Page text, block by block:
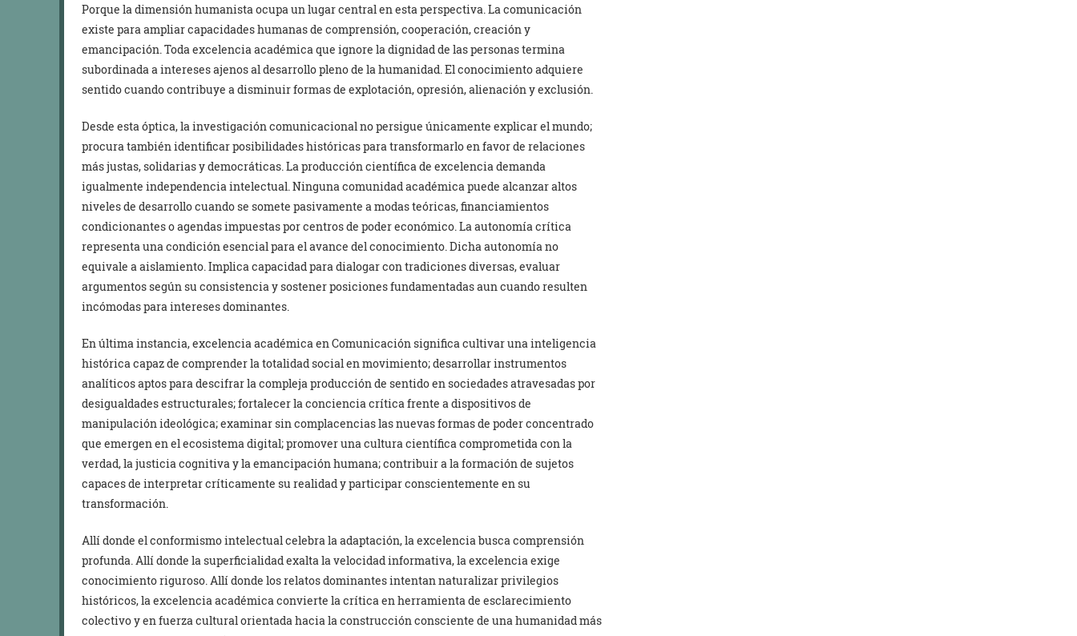
Porque la dimensión humanista ocupa un lugar central en esta perspectiva. La comunicación
existe para ampliar capacidades humanas de comprensión, cooperación, creación y
emancipación. Toda excelencia académica que ignore la dignidad de las personas termina
subordinada a intereses ajenos al desarrollo pleno de la humanidad. El conocimiento adquiere
sentido cuando contribuye a disminuir formas de explotación, opresión, alienación y exclusión.
Desde esta óptica, la investigación comunicacional no persigue únicamente explicar el mundo;
procura también identificar posibilidades históricas para transformarlo en favor de relaciones
más justas, solidarias y democráticas. La producción científica de excelencia demanda
igualmente independencia intelectual. Ninguna comunidad académica puede alcanzar altos
niveles de desarrollo cuando se somete pasivamente a modas teóricas, financiamientos
condicionantes o agendas impuestas por centros de poder económico. La autonomía crítica
representa una condición esencial para el avance del conocimiento. Dicha autonomía no
equivale a aislamiento. Implica capacidad para dialogar con tradiciones diversas, evaluar
argumentos según su consistencia y sostener posiciones fundamentadas aun cuando resulten
incómodas para intereses dominantes.
En última instancia, excelencia académica en Comunicación significa cultivar una inteligencia
histórica capaz de comprender la totalidad social en movimiento; desarrollar instrumentos
analíticos aptos para descifrar la compleja producción de sentido en sociedades atravesadas por
desigualdades estructurales; fortalecer la conciencia crítica frente a dispositivos de
manipulación ideológica; examinar sin complacencias las nuevas formas de poder concentrado
que emergen en el ecosistema digital; promover una cultura científica comprometida con la
verdad, la justicia cognitiva y la emancipación humana; contribuir a la formación de sujetos
capaces de interpretar críticamente su realidad y participar conscientemente en su
transformación.
Allí donde el conformismo intelectual celebra la adaptación, la excelencia busca comprensión
profunda. Allí donde la superficialidad exalta la velocidad informativa, la excelencia exige
conocimiento riguroso. Allí donde los relatos dominantes intentan naturalizar privilegios
históricos, la excelencia académica convierte la crítica en herramienta de esclarecimiento
colectivo y en fuerza cultural orientada hacia la construcción consciente de una humanidad más